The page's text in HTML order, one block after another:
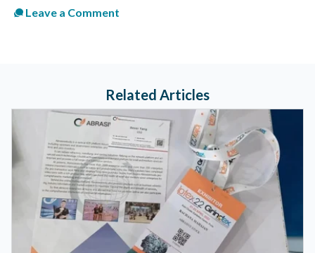
Leave a Comment
Related Articles